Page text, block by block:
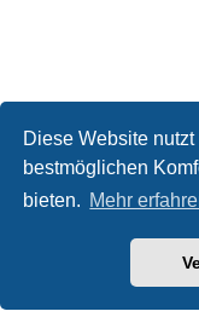
Diese Website
bestmöglichen
bieten. Mehr